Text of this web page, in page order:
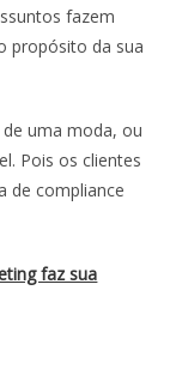
fazem
propósito da sua
uma moda, ou
Pois os clientes
de compliance
faz sua